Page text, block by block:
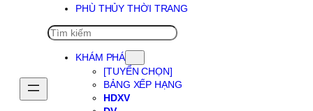
PHÙ THỦY THỜI TRANG
SEARCH
KHÁM PHÁ
[TUYỂN CHỌN]
BẢNG XẾP HẠNG
HDXV